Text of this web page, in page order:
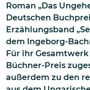
Roman „Das
Deutschen
Erzählungsband
dem Ingeborg-
Für ihr
Büchner-Preis
außerdem zu den